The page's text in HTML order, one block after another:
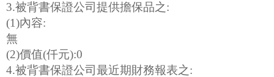
3.被背書保證公司提供擔保品之:
(1)內容:
無
(2)價值(仟元):0
4.被背書保證公司最近期財務報表之: